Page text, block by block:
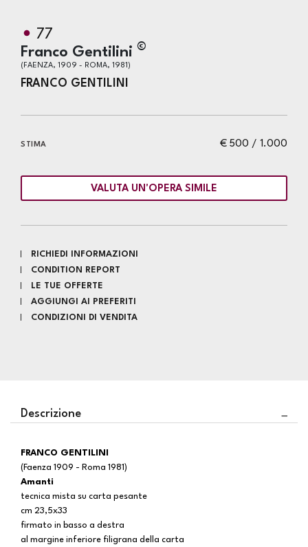
77
Franco Gentilini ©
(FAENZA, 1909 - ROMA, 1981)
FRANCO GENTILINI
€ 500 / 1.000
STIMA
VALUTA UN'OPERA SIMILE
RICHIEDI INFORMAZIONI
CONDITION REPORT
LE TUE OFFERTE
AGGIUNGI AI PREFERITI
CONDIZIONI DI VENDITA
Descrizione
FRANCO GENTILINI
(Faenza 1909 - Roma 1981)
Amanti
tecnica mista su carta pesante
cm 23,5x33
firmato in basso a destra
al margine inferiore filigrana della carta